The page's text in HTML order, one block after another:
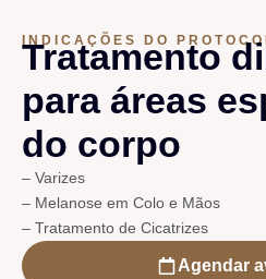
INDICAÇÕES DO
Tratamento
para áreas
do corpo
– Varizes
– Melanose em Colo e Mãos
– Tratamento de Cicatrizes
Agendar